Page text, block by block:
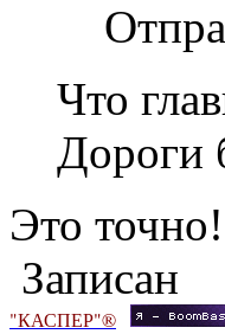
Что
Дороги
Это
Записан
"КАСПЕР"®